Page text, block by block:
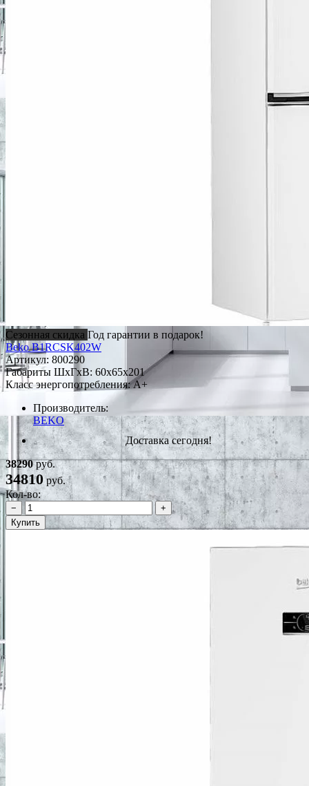
Сезонная скидка Год гарантии в подарок!
Beko B1RCSK402W
Артикул: 800290
Габариты ШxГxВ: 60x65x201
Класс энергопотребления: A+
Производитель:
BEKO
Доставка сегодня!
38290руб.
34810руб.
Кол-во:
−
+
Купить